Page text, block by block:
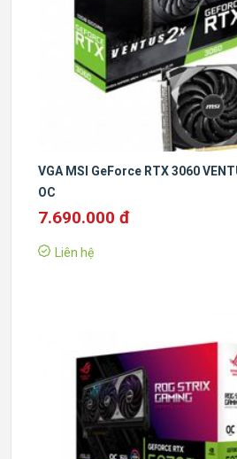
VGA MSI GeForce RTX 3060
OC
7.690.000 đ
Liên hệ